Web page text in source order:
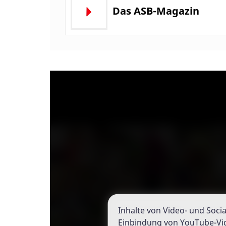
Das ASB-Magazin
Inhalte von Video- und
Einbindung von YouTube-
Inhalte von Video- und
Einbindung von YouTube-